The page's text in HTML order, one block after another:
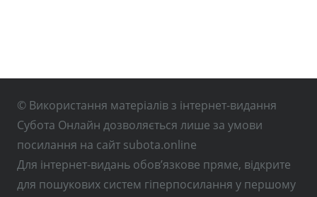
© Використання матеріалів з інтернет-видання
Субота Онлайн дозволяється лише за умови
посилання на сайт subota.online
Для інтернет-видань обов’язкове пряме, відкрите
для пошукових систем гіперпосилання у першому